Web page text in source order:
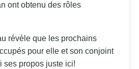
ont obtenu des rôles
révèle que les prochains
pour elle et son conjoint
ses propos juste ici!